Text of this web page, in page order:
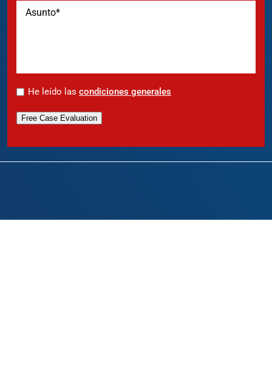
* He leído las condiciones generales
Free Case Evaluation